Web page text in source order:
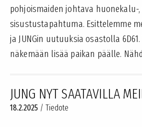
pohjoismaiden johtava huonekalu-
sisustustapahtuma. Esittelemme
ja JUNGin uutuuksia osastolla
näkemään lisää paikan päälle.
JUNG NYT SAATAVILLA
18.2.2025 / Tiedote